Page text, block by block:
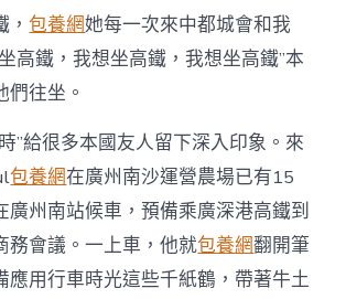
，包養網她每一次來中都城會和我
高鐵，我想坐高鐵，我想坐高鐵”本
們往坐。
”給很多本國友人留下深入印象。來
包養網在廣州南沙運營農場已有15
廣州南站候車，預備乘廣深港高鐵到
務會議。一上車，他就包養網翻開筆
應用行車時光這些千紙鶴，帶著牛土